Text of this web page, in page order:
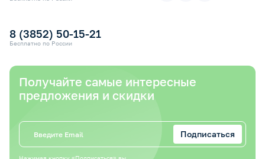
Электронный сертификат СФР
8 (3852) 50-15-21
Бесплатно по России
Получайте самые интересные
предложения и скидки
Подписаться